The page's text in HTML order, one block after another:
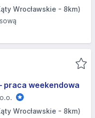
Wrocławskie - 8km)
praca weekendowa
Wrocławskie - 8km)